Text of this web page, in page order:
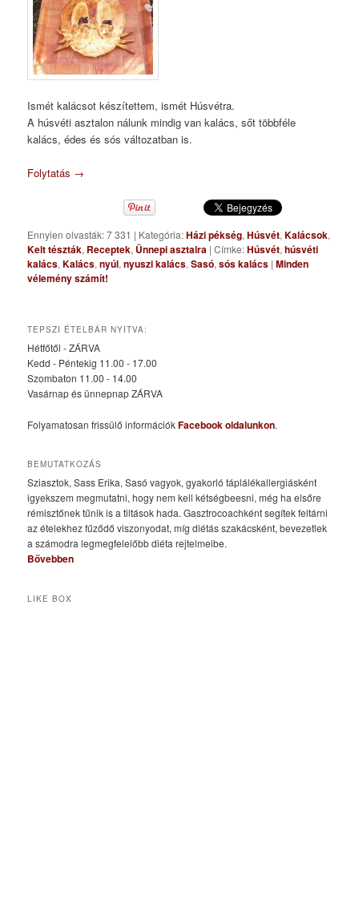
Ismét kalácsot készítettem, ismét Húsvétra.
A húsvéti asztalon nálunk mindig van kalács, sőt többféle
kalács, édes és sós változatban is.
Folytatás →
Ennyien olvasták: 7 331 | Kategória:Házi pékség,Húsvét,Kalácsok,
Kelt tészták, Receptek, Ünnepi asztalra |Címke:Húsvét,húsvéti
kalács,Kalács,nyúl,nyuszi kalács,Sasó,sós kalács |Minden
vélemény számít!
TEPSZI ÉTELBÁR NYITVA:
Hétfőtől - ZÁRVA
Kedd - Péntekig 11.00 - 17.00
Szombaton 11.00 - 14.00
Vasárnap és ünnepnap ZÁRVA
Folyamatosan frissülő információkFacebook oldalunkon.
BEMUTATKOZÁS
Sziasztok, Sass Erika, Sasó vagyok, gyakorló táplálékallergiásként
igyekszem megmutatni, hogy nem kell kétségbeesni, még ha elsőre
rémisztőnek tűnik is a tiltások hada. Gasztrocoachként segítek feltárni
az ételekhez fűződő viszonyodat, míg diétás szakácsként, bevezetlek
a számodra legmegfelelőbb diéta rejtelmeibe.
Bővebben
LIKE BOX